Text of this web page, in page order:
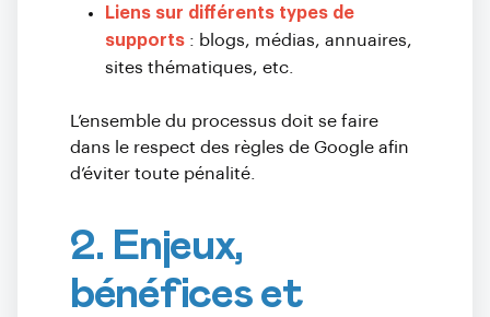
Liens sur différents types de
supports : blogs, médias, annuaires,
sites thématiques, etc.
L’ensemble du processus doit se faire
dans le respect des règles de Google afin
d’éviter toute pénalité.
2. Enjeux,
bénéfices et